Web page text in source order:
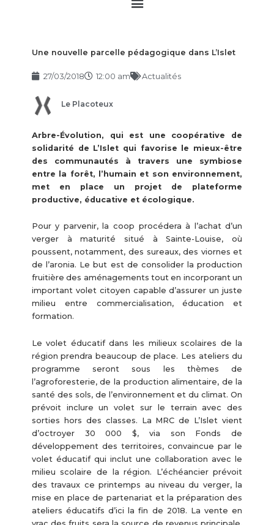
Une nouvelle parcelle pédagogique dans L’Islet
27/03/2018 12:00 am Actualités
Le Placoteux
Arbre-Évolution, qui est une coopérative de
solidarité de L’Islet qui favorise le mieux-être
des communautés à travers une symbiose
entre la forêt, l’humain et son environnement,
met en place un projet de plateforme
productive, éducative et écologique.
Pour y parvenir, la coop procédera à l’achat d’un
verger à maturité situé à Sainte-Louise, où
poussent, notamment, des sureaux, des viornes et
de l’aronia. Le but est de consolider la production
fruitière des aménagements tout en incorporant un
important volet citoyen capable d’assurer un juste
milieu entre commercialisation, éducation et
formation.
Le volet éducatif dans les milieux scolaires de la
région prendra beaucoup de place. Les ateliers du
programme seront sous les thèmes de
l’agroforesterie, de la production alimentaire, de la
santé des sols, de l’environnement et du climat. On
prévoit inclure un volet sur le terrain avec des
sorties hors des classes. La MRC de L’Islet vient
d’octroyer 30 000 $, via son Fonds de
développement des territoires, convaincue par le
volet éducatif qui inclut une collaboration avec le
milieu scolaire de la région. L’échéancier prévoit
des travaux ce printemps au niveau du verger, la
mise en place de partenariat et la préparation des
ateliers éducatifs d’ici la fin de 2018. La vente en